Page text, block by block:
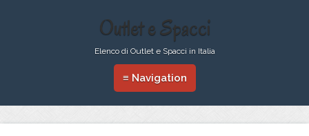
Outlet e Spacci
Elenco di Outlet e Spacci in Italia
≡ Navigation